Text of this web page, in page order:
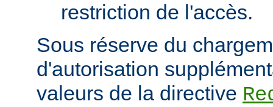
restriction de l'accès.
Sous réserve du
d'autorisation
valeurs de la directive